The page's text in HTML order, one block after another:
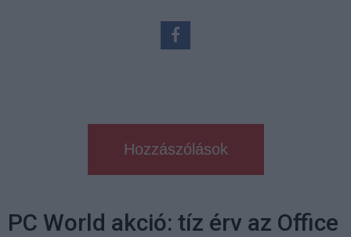
Hozzászólások
PC World akció: tíz érv az Office